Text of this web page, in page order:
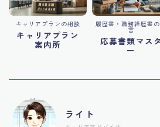
キャリアプランの相談
キャリアプラン
案内所
履歴書・職務経歴書
言
応募書類マスタ
ー
ライト